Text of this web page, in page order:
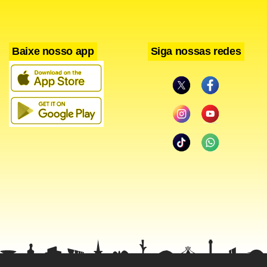
Facebook
WhatsApp
LinkedIn
Twitter Telegram
Share
Baixe nosso app Siga nossas redes